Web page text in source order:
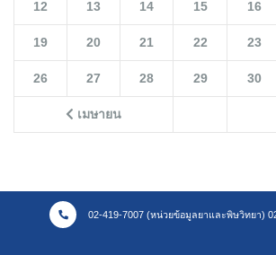
เมษายน
12 13 14 15 16
19 20 21 22 23
26 27 28 29 30
02-419-7007 (หน่วยข้อมูลยาและพิษวิทยา)